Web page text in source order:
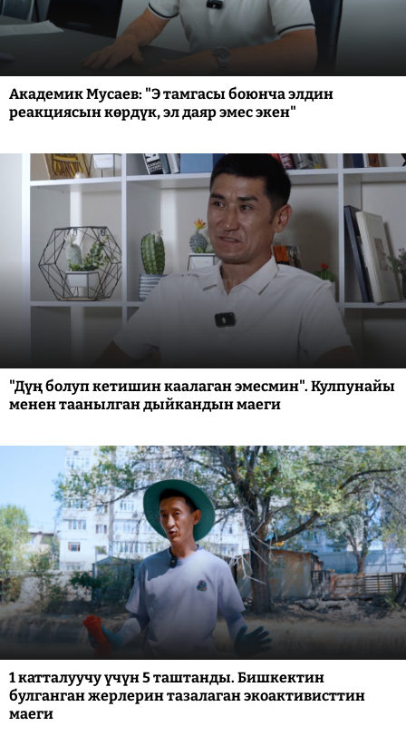
Академик Мусаев: "Э тамгасы боюнча элдин
реакциясын көрдүк, эл даяр эмес экен"
"Дүң болуп кетишин каалаган эмесмин". Кулпунайы
менен таанылган дыйкандын маеги
1 катталуучу үчүн 5 таштанды. Бишкектин
булганган жерлерин тазалаган экоактивисттин
маеги